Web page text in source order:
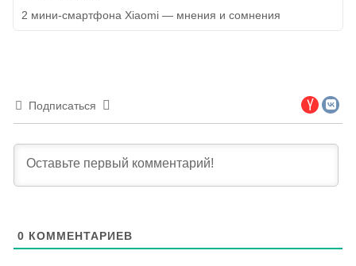
2 мини-смартфона Xiaomi — мнения и сомнения
Подписаться
0 КОММЕНТАРИЕВ